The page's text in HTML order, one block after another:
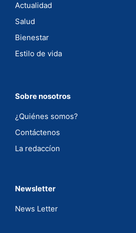
Actualidad
Salud
Bienestar
Estilo de vida
Sobre nosotros
¿Quiénes somos?
Contáctenos
La redaccíon
Newsletter
News Letter